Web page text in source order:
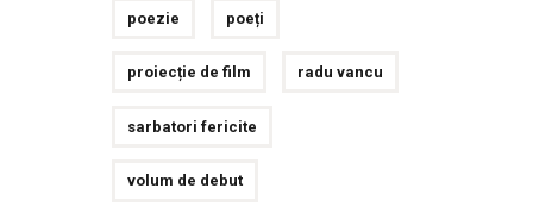
poezie poeți
proiecție de film radu vancu
sarbatori fericite
volum de debut